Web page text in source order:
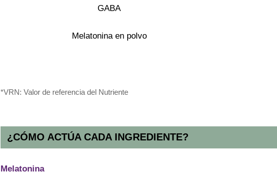
GABA
Melatonina en polvo
*VRN: Valor de referencia del Nutriente
¿CÓMO ACTÚA CADA INGREDIENTE?
Melatonina